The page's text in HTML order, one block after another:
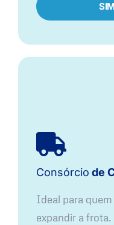
Consórcio de
Ideal para
expandir a frota.